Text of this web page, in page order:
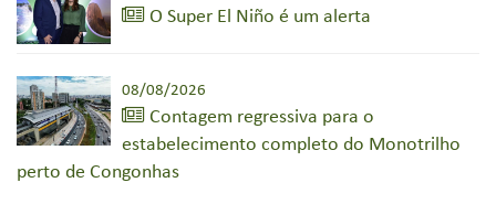
O Super El Niño é um alerta
08/08/2026
Contagem regressiva para o
estabelecimento completo do Monotrilho
perto de Congonhas